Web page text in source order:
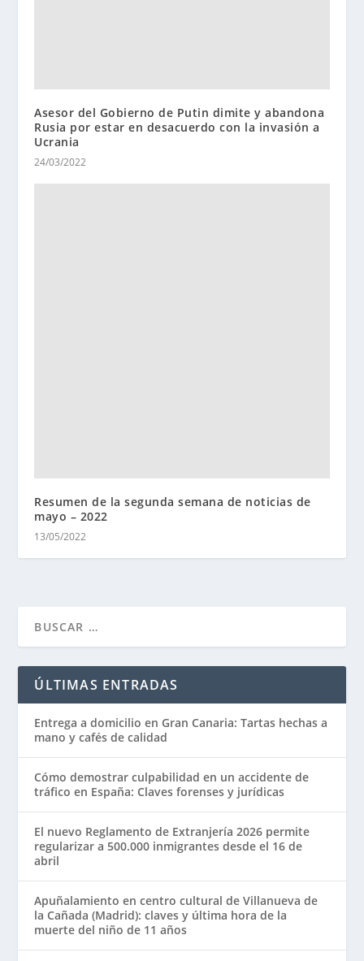
Asesor del Gobierno de Putin dimite y abandona
Rusia por estar en desacuerdo con la invasión a
Ucrania
24/03/2022
Resumen de la segunda semana de noticias de
mayo – 2022
13/05/2022
ÚLTIMAS ENTRADAS
Entrega a domicilio en Gran Canaria: Tartas hechas a
mano y cafés de calidad
Cómo demostrar culpabilidad en un accidente de
tráfico en España: Claves forenses y jurídicas
El nuevo Reglamento de Extranjería 2026 permite
regularizar a 500.000 inmigrantes desde el 16 de
abril
Apuñalamiento en centro cultural de Villanueva de
la Cañada (Madrid): claves y última hora de la
muerte del niño de 11 años